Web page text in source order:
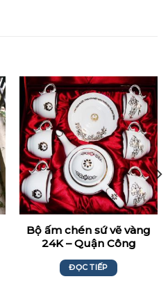
Bộ ấm chén sứ vẽ vàng
24K – Quận Công
ĐỌC TIẾP